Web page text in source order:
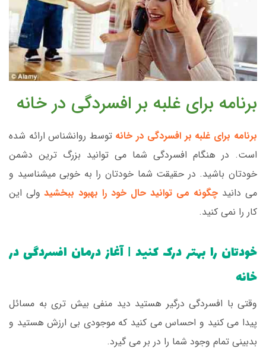
برنامه برای غلبه بر افسردگی در خانه
برنامه برای غلبه بر افسردگی در خانه توسط روانشناس ارائه شده
است. در هنگام افسردگی شما می توانید بزرگ ترین دشمن
خودتان باشید. در حقیقت شما خودتان را به خوبی میشناسید و
می دانید چگونه می توانید حال خود را بهبود ببخشید ولی این
کار را نمی کنید.
خودتان را بهتر درک کنید | آغاز درمان افسردگی در
خانه
وقتی با افسردگی درگیر هستید دید منفی بیش تری به مسائل
پیدا می کنید و احساس می کنید که موجودی بی ارزش هستید و
بدبینی تمام وجود شما را در بر می گیرد.